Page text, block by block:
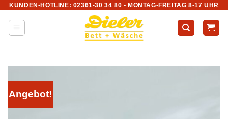
Zum
Inhalt
springen
KUNDEN-HOTLINE: 02361-30 34 80 • MONTAG-FREITAG 8-17 UHR
Angebot!